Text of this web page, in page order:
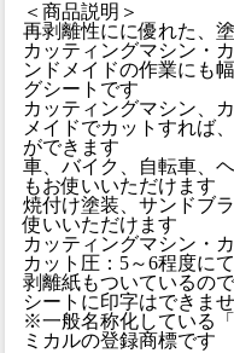
＜商品説明＞
再剥離性にに優れた、
カッティングマシン・
ンドメイドの作業にも
グシートです
カッティングマシン、
メイドでカットすれば
ができます
車、バイク、自転車、
もお使いいただけます
焼付け塗装、サンドブ
使いいただけます
カッティングマシン・
カット圧：5～6程度に
剥離紙もついているの
シートに印字はできま
※一般名称化している
ミカルの登録商標です